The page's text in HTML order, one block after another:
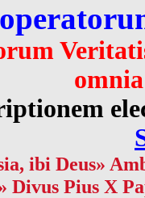
ibi Deus»
Divus Pius X